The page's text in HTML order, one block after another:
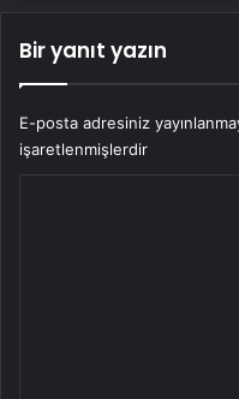
Bir yanıt yazın
E-posta adresiniz
işaretlenmişlerdir